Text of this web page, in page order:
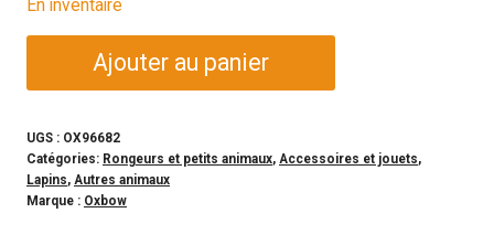
En inventaire
-
Tranche
de
Ajouter au panier
UGS : OX96682
Catégories: Rongeurs et petits animaux, Accessoires et jouets,
Lapins, Autres animaux
Marque : Oxbow